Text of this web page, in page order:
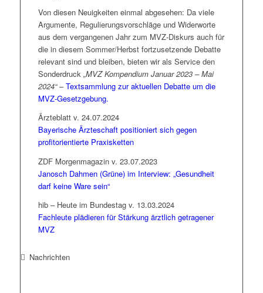
21). Allerdings scheint es nicht ganz abwegig, zu
unterstellen, dass in dieser Frage Selbstbild und
Fremdwahrnehmung nicht besonders gut
übereinstimmen:Wut auf Gesundheitsminister | FDP:
Lauterbach pfeift auf Frühkoordinierung.
der Bundestag in Form des Gesundheitsausschusses
zum ersten Mal in dieser Legislaturperiode mit der
MVZ-Thematik befasst hat. Dies, das sei ausdrücklich
erwähnt, außerhalb jedweden parlamentarischen
Gesetzgebungsverfahrens, das ja bekanntermaßen
noch nicht einmal in das vorparlamentarische Stadium
eingetreten ist. Als Format wurde daher das
sogenannte Fachgespräch gewählt – eine Art nicht-
öffentliche und letztlich unverbindliche
Expertenanhörung, zu der in diesem Fall neben der
BMVZ-Geschäftsführerin auch Vertreter von
KBV
Hans-Dieter Nolting und Prof. Andreas Ladurner
geladen waren.
auskam, hat die Bundestagsredaktion einen
zusammenfassenden Kurzbericht veröffentlicht, der in
der Folge zum Ausgangspunkt der Berichterstattung
bieten inhaltlich eine ziemlich gute Zusammenfassung
Von diesen Neuigkeiten einmal abgesehen: Da viele
Argumente, Regulierungsvorschläge und Widerworte
aus dem vergangenen Jahr zum MVZ-Diskurs auch für
die in diesem Sommer/Herbst fortzusetzende Debatte
relevant sind und bleiben, bieten wir als Service den
Sonderdruck „MVZ Kompendium Januar 2023 – Mai
2024“ – Textsammlung zur aktuellen Debatte um die
MVZ-Gesetzgebung.
Ärzteblatt v. 24.07.2024
Bayerische Ärzteschaft positioniert sich gegen
profitorientierte Praxisketten
ZDF Morgenmagazin v. 23.07.2023
Janosch Dahmen (Grüne) im Interview: „Gesundheit
darf keine Ware sein“
hib – Heute im Bundestag v. 13.03.2024
Fachleute plädieren für Stärkung ärztlich getragener
MVZ
Nachrichten